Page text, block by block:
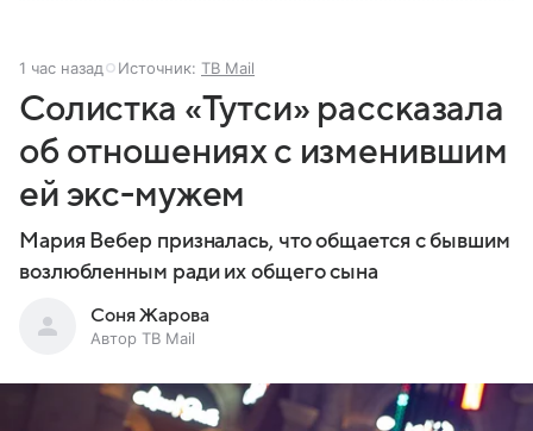
1 час назад Источник: ТВ Mail
Солистка «Тутси» рассказала
об отношениях с изменившим
ей экс-мужем
Мария Вебер призналась, что общается с бывшим
возлюбленным ради их общего сына
Соня Жарова
Автор ТВ Mail